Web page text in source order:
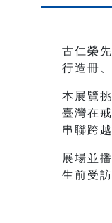
古仁榮
行造冊
本展覽
臺灣在
串聯跨
展場並
生前受